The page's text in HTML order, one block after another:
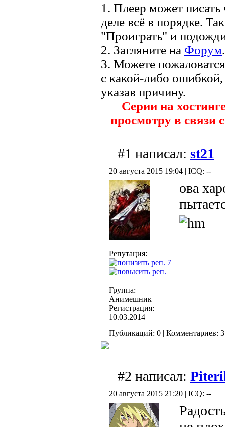
1. Плеер может
деле всё в порядке.
"Проиграть" и
2. Загляните на Форум.
3. Можете
с какой-либо
указав причину.
Серии на
просмотру в связи
#1 написал: st21
20 августа 2015 19:04 | ICQ: --
Репутация:
7
Группа:
Анимешник
Регистрация:
10.03.2014
ова
Публикаций: 0 | Комментариев:
#2 написал:
20 августа 2015 21:20 | ICQ: --